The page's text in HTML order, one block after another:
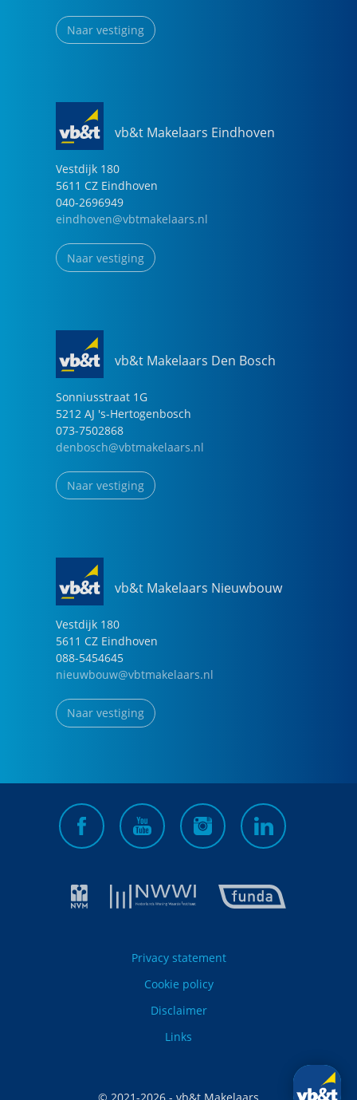
Naar vestiging
vb&t Makelaars Eindhoven
Vestdijk 180
5611 CZ Eindhoven
040-2696949
eindhoven@vbtmakelaars.nl
Naar vestiging
vb&t Makelaars Den Bosch
Sonniusstraat 1G
5212 AJ 's-Hertogenbosch
073-7502868
denbosch@vbtmakelaars.nl
Naar vestiging
vb&t Makelaars Nieuwbouw
Vestdijk 180
5611 CZ Eindhoven
088-5454645
nieuwbouw@vbtmakelaars.nl
Naar vestiging
Privacy statement
Cookie policy
Disclaimer
Links
© 2021-2026 - vb&t Makelaars